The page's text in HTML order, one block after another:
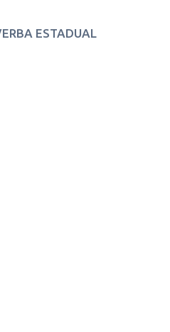
ESTADUAL